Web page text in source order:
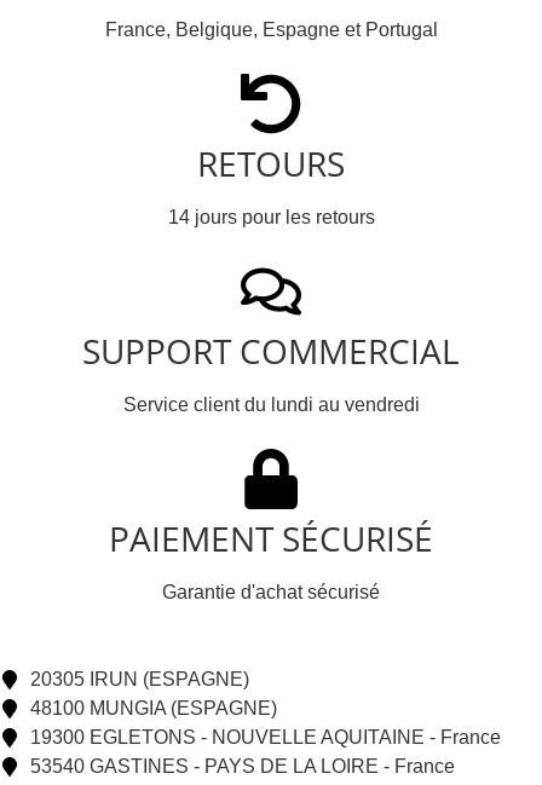
France, Belgique, Espagne et Portugal
RETOURS
14 jours pour les retours
SUPPORT COMMERCIAL
Service client du lundi au vendredi
PAIEMENT SÉCURISÉ
Garantie d'achat sécurisé
20305 IRUN (ESPAGNE)
48100 MUNGIA (ESPAGNE)
19300 EGLETONS - NOUVELLE AQUITAINE - France
53540 GASTINES - PAYS DE LA LOIRE - France